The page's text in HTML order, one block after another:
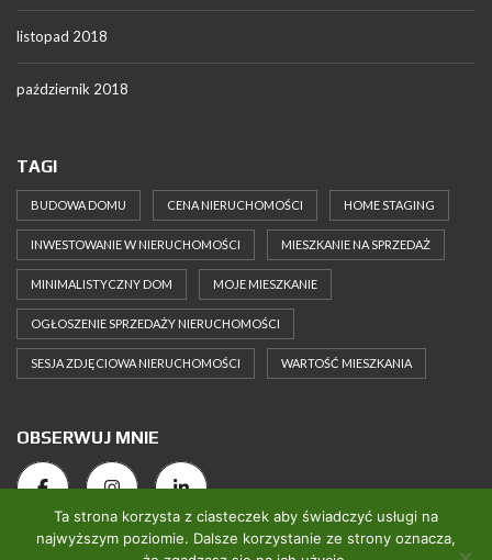
listopad 2018
październik 2018
TAGI
BUDOWA DOMU CENA NIERUCHOMOŚCI HOME STAGING
INWESTOWANIE W NIERUCHOMOŚCI MIESZKANIE NA SPRZEDAŻ
MINIMALISTYCZNY DOM MOJE MIESZKANIE
OGŁOSZENIE SPRZEDAŻY NIERUCHOMOŚCI
SESJA ZDJĘCIOWA NIERUCHOMOŚCI WARTOŚĆ MIESZKANIA
OBSERWUJ MNIE
Ta strona korzysta z ciasteczek aby świadczyć usługi na
najwyższym poziomie. Dalsze korzystanie ze strony oznacza,